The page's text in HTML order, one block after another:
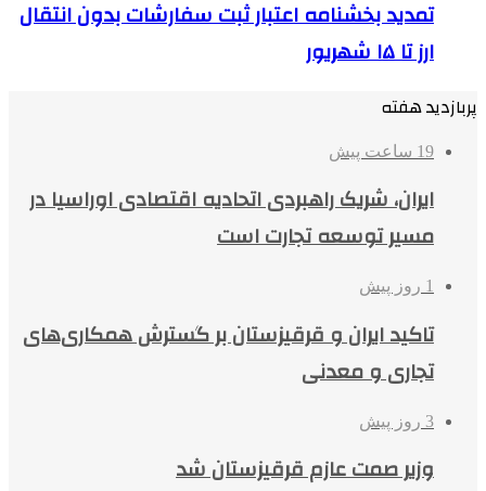
تمدید بخشنامه اعتبار ثبت سفارشات بدون انتقال
ارز تا ۱۵ شهریور
پربازدید هفته
19 ساعت پیش
ایران، شریک راهبردی اتحادیه اقتصادی اوراسیا در
مسیر توسعه تجارت است
1 روز پیش
تاکید ایران و قرقیزستان بر گسترش همکاری‌های
تجاری و معدنی
3 روز پیش
وزیر صمت عازم قرقیزستان شد